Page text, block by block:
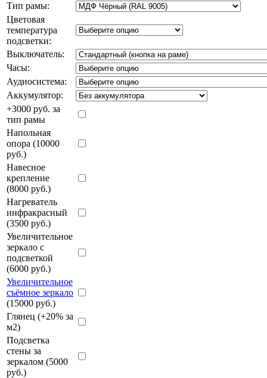
Тип рамы:
Цветовая
температура
подсветки:
Выключатель:
Часы:
Аудиосистема:
Аккумулятор:
+3000 руб. за
тип рамы
Напольная
опора (10000
руб.)
Навесное
крепление
(8000 руб.)
Нагреватель
инфракрасный
(3500 руб.)
Увеличительное
зеркало с
подсветкой
(6000 руб.)
Увеличительное
съёмное зеркало
(15000 руб.)
Глянец (+20% за
м2)
Подсветка
стены за
зеркалом (5000
руб.)